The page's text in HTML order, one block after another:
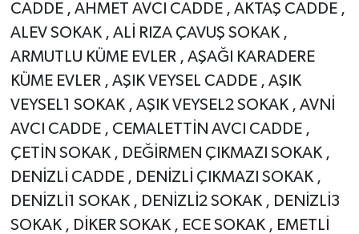
CADDE , AHMET AVCI CADDE , AKTAŞ CADDE ,
ALEV SOKAK , ALİ RIZA ÇAVUŞ SOKAK ,
ARMUTLU KÜME EVLER , AŞAĞI KARADERE
KÜME EVLER , AŞIK VEYSEL CADDE , AŞIK
VEYSEL1 SOKAK , AŞIK VEYSEL2 SOKAK , AVNİ
AVCI CADDE , CEMALETTİN AVCI CADDE ,
ÇETİN SOKAK , DEĞİRMEN ÇIKMAZI SOKAK ,
DENİZLİ CADDE , DENİZLİ ÇIKMAZI SOKAK ,
DENİZLİ1 SOKAK , DENİZLİ2 SOKAK , DENİZLİ3
SOKAK , DİKER SOKAK , ECE SOKAK , EMETLİ